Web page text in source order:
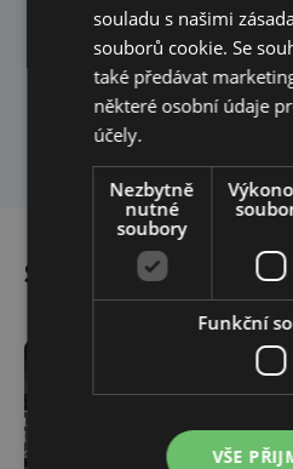
Fajnovou omítkou a
to pro nás nekončí.
pravidelný servis
Spolupráce, která
souladu s našimi
souborů cookie. Se
také předávat
některé osobní údaje
účely.
Nezbytně
nutné
soubory
Funkční
VŠE